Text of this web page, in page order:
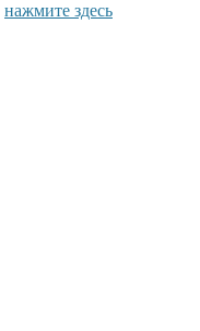
нажмите здесь